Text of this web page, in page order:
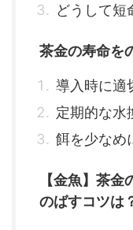
どうして短
茶金の寿命を
導入時に適
定期的な水
餌を少なめ
【金魚】茶
のばすコツは